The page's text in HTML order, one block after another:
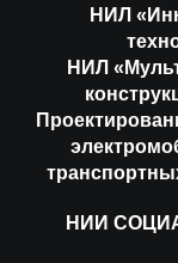
НИЛ
НИЛ
НИИ